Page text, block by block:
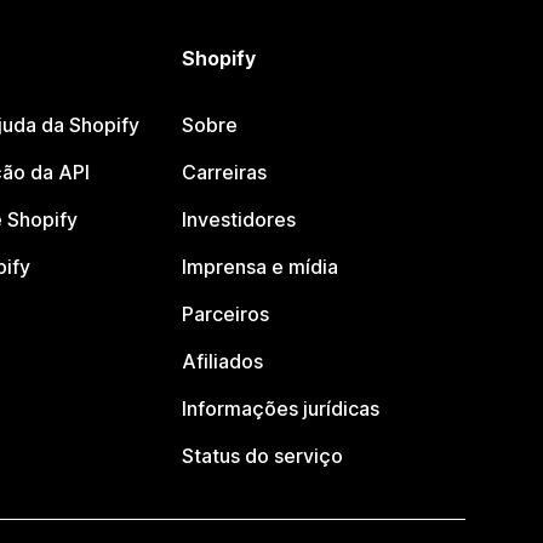
da Shopify
da API
Shopify
Shopify
Sobre
Carreiras
Investidores
Imprensa e mídia
Parceiros
Afiliados
Informações jurídicas
Status do serviço